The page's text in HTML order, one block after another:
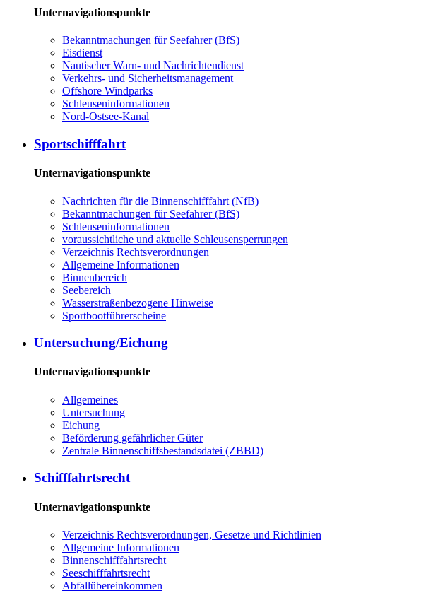
Unternavigationspunkte
Be­kannt­ma­chun­gen für See­fah­rer (BfS)
Eis­dienst
Nau­ti­scher Warn-​ und Nach­rich­ten­dienst
Ver­kehrs-​ und Si­cher­heits­ma­na­ge­ment
Offs­ho­re Wind­parks
Schleu­sen­in­for­ma­tio­nen
Nord-​Ost­see-​Ka­nal
Sport­schiff­fahrt
Unternavigationspunkte
Nach­rich­ten für die Bin­nen­schiff­fahrt (NfB)
Be­kannt­ma­chun­gen für See­fah­rer (BfS)
Schleu­sen­in­for­ma­tio­nen
voraussichtliche und aktuelle Schleusensperrungen
Ver­zeich­nis Rechts­ver­ord­nun­gen
All­ge­mei­ne In­for­ma­tio­nen
Bin­nen­be­reich
See­be­reich
Was­ser­stra­ßen­be­zo­ge­ne Hin­wei­se
Sport­boot­füh­rer­schei­ne
Un­ter­su­chung/Ei­chung
Unternavigationspunkte
All­ge­mei­nes
Un­ter­su­chung
Ei­chung
Be­för­de­rung ge­fähr­li­cher Gü­ter
Zen­tra­le Bin­nen­schiffs­be­stands­da­tei (ZBBD)
Schiff­fahrts­recht
Unternavigationspunkte
Ver­zeich­nis Rechts­ver­ord­nun­gen, Ge­set­ze und Richt­li­ni­en
All­ge­mei­ne In­for­ma­tio­nen
Bin­nen­schiff­fahrts­recht
See­schiff­fahrts­recht
Ab­fall­über­ein­kom­men